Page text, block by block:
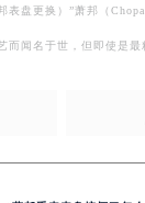
表盘更换）”萧邦（
而闻名于世，但即使是最